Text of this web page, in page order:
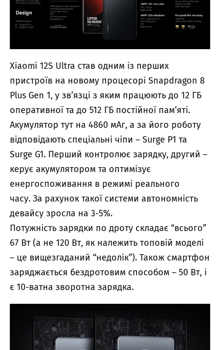
Xiaomi 12S Ultra став одним із перших
пристроїв на новому процесорі Snapdragon 8
Plus Gen 1, у зв’язці з яким працюють до 12 ГБ
оперативної та до 512 ГБ постійної пам’яті.
Акумулятор тут на 4860 мАг, а за його роботу
відповідають спеціальні чіпи – Surge P1 та
Surge G1. Перший контролює зарядку, другий –
керує акумулятором та оптимізує
енергоспоживання в режимі реального
часу. За рахунок такої системи автономність
девайсу зросла на 3-5%.
Потужність зарядки по дроту складає “всього”
67 Вт (а не 120 Вт, як належить топовій моделі
– це вищезгаданий “недолік”). Також смартфон
заряджається бездротовим способом – 50 Вт, і
є 10-ватна зворотна зарядка.